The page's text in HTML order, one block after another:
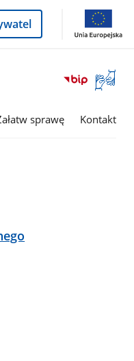
Otwórz
okno
sprawę Kontakt